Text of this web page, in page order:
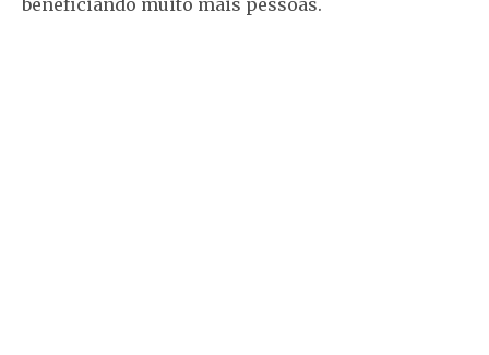
beneficiando muito mais pessoas.